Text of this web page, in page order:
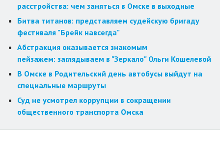
расстройства: чем заняться в Омске в выходные
Битва титанов: представляем судейскую бригаду
фестиваля "Брейк навсегда"
Абстракция оказывается знакомым
пейзажем: заглядываем в "Зеркало" Ольги Кошелевой
В Омске в Родительский день автобусы выйдут на
специальные маршруты
Суд не усмотрел коррупции в сокращении
общественного транспорта Омска